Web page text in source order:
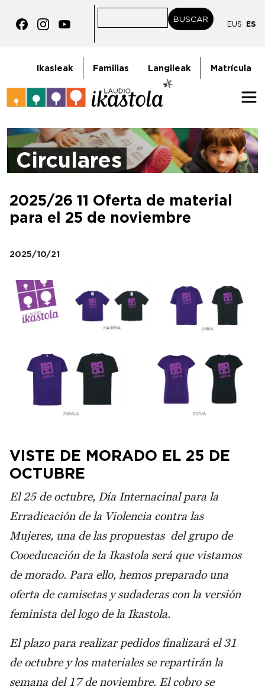
Pasar al contenido principal
BUSCAR
EUS ES
goiburukoMenua
Ikasleak Familias Langileak Matrícula
Circulares
2025/26 11 Oferta de material
para el 25 de noviembre
2025/10/21
Irudia
VISTE DE MORADO EL 25 DE
OCTUBRE
El 25 de octubre, Día Internacinal para la
Erradicación de la Violencia contra las
Mujeres, una de las propuestas del grupo de
Cooeducación de la Ikastola será que vistamos
de morado. Para ello, hemos preparado una
oferta de camisetas y sudaderas con la versión
feminista del logo de la Ikastola.
El plazo para realizar pedidos finalizará el 31
de octubre y los materiales se repartirán la
semana del 17 de noviembre. El cobro se